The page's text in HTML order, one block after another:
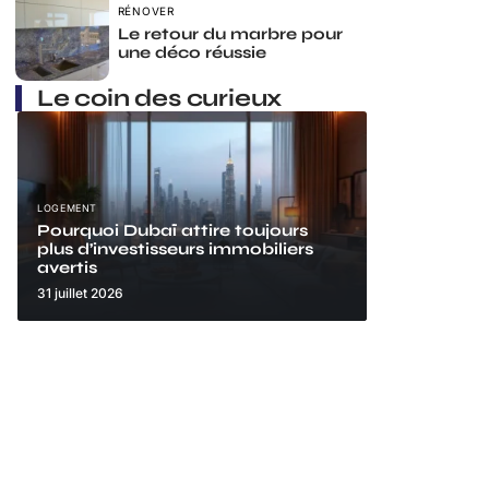
RÉNOVER
Le retour du marbre pour
une déco réussie
Le coin des curieux
LOGEMENT
Pourquoi Dubaï attire toujours
plus d’investisseurs immobiliers
avertis
31 juillet 2026